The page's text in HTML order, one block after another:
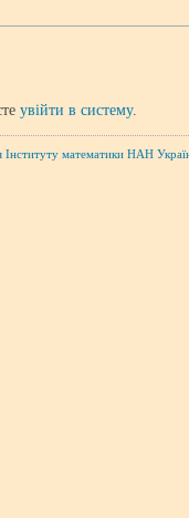
увійти в систему.
Інституту математики НАН